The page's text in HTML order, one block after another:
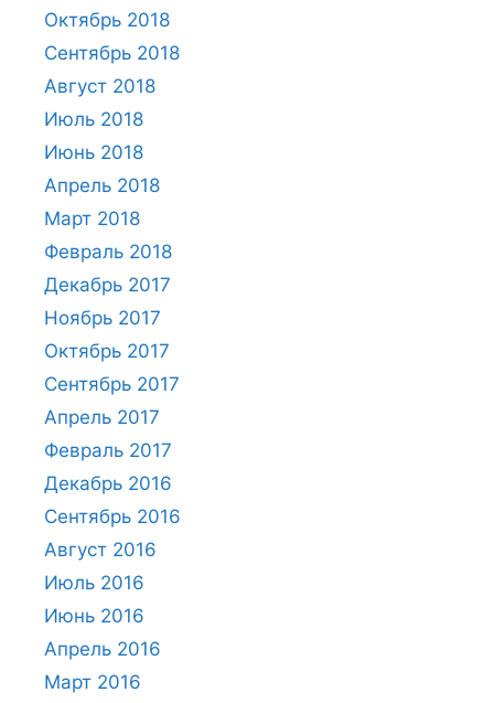
Октябрь 2018
Сентябрь 2018
Август 2018
Июль 2018
Июнь 2018
Апрель 2018
Март 2018
Февраль 2018
Декабрь 2017
Ноябрь 2017
Октябрь 2017
Сентябрь 2017
Апрель 2017
Февраль 2017
Декабрь 2016
Сентябрь 2016
Август 2016
Июль 2016
Июнь 2016
Апрель 2016
Март 2016